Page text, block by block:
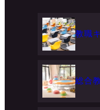
教職
総合